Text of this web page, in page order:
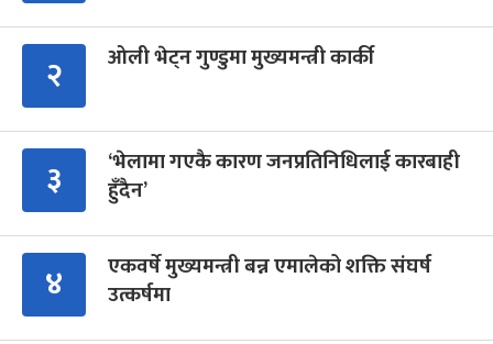
२ ओली भेट्न गुण्डुमा मुख्यमन्त्री कार्की
३
‘भेलामा गएकै कारण जनप्रतिनिधिलाई कारबाही
हुँदैन’
४
एकवर्षे मुख्यमन्त्री बन्न एमालेको शक्ति संघर्ष
उत्कर्षमा